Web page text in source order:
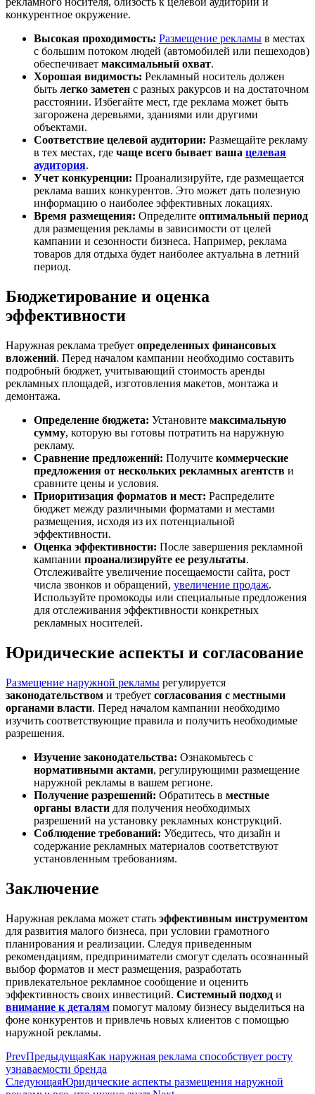
конкурентное окружение.
Высокая проходимость: Размещение рекламы в местах
с большим потоком людей (автомобилей или пешеходов)
обеспечивает максимальный охват.
Хорошая видимость: Рекламный носитель должен
быть легко заметен с разных ракурсов и на достаточном
расстоянии. Избегайте мест, где реклама может быть
загорожена деревьями, зданиями или другими
объектами.
Соответствие целевой аудитории: Размещайте рекламу
в тех местах, где чаще всего бывает ваша целевая
аудитория.
Учет конкуренции: Проанализируйте, где размещается
реклама ваших конкурентов. Это может дать полезную
информацию о наиболее эффективных локациях.
Время размещения: Определите оптимальный период
для размещения рекламы в зависимости от целей
кампании и сезонности бизнеса. Например, реклама
товаров для отдыха будет наиболее актуальна в летний
период.
Бюджетирование и оценка
эффективности
Наружная реклама требует определенных финансовых
вложений. Перед началом кампании необходимо составить
подробный бюджет, учитывающий стоимость аренды
рекламных площадей, изготовления макетов, монтажа и
демонтажа.
Определение бюджета: Установите максимальную
сумму, которую вы готовы потратить на наружную
рекламу.
Сравнение предложений: Получите коммерческие
предложения от нескольких рекламных агентств и
сравните цены и условия.
Приоритизация форматов и мест: Распределите
бюджет между различными форматами и местами
размещения, исходя из их потенциальной
эффективности.
Оценка эффективности: После завершения рекламной
кампании проанализируйте ее результаты.
Отслеживайте увеличение посещаемости сайта, рост
числа звонков и обращений, увеличение продаж.
Используйте промокоды или специальные предложения
для отслеживания эффективности конкретных
рекламных носителей.
Юридические аспекты и согласование
Размещение наружной рекламы регулируется
законодательством и требует согласования с местными
органами власти. Перед началом кампании необходимо
изучить соответствующие правила и получить необходимые
разрешения.
Изучение законодательства: Ознакомьтесь с
нормативными актами, регулирующими размещение
наружной рекламы в вашем регионе.
Получение разрешений: Обратитесь в местные
органы власти для получения необходимых
разрешений на установку рекламных конструкций.
Соблюдение требований: Убедитесь, что дизайн и
содержание рекламных материалов соответствуют
установленным требованиям.
Заключение
Наружная реклама может стать эффективным инструментом
для развития малого бизнеса, при условии грамотного
планирования и реализации. Следуя приведенным
рекомендациям, предприниматели смогут сделать осознанный
выбор форматов и мест размещения, разработать
привлекательное рекламное сообщение и оценить
эффективность своих инвестиций. Системный подход и
внимание к деталям помогут малому бизнесу выделиться на
фоне конкурентов и привлечь новых клиентов с помощью
наружной рекламы.
PrevПредыдущаяКак наружная реклама способствует росту
узнаваемости бренда
СледующаяЮридические аспекты размещения наружной